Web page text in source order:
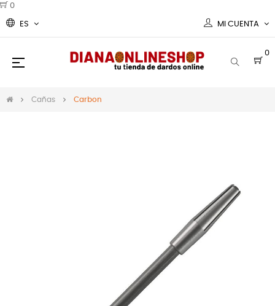
0
ES MI CUENTA
0
Navegación
☰
Cañas Carbon